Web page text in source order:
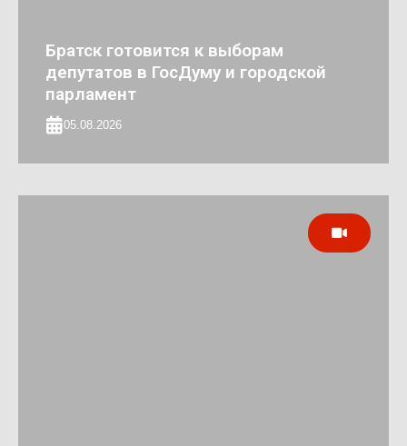
Братск готовится к выборам
депутатов в ГосДуму и городской
парламент
05.08.2026